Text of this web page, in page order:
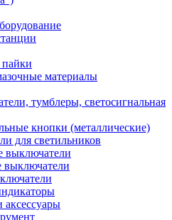
материалы
тумблеры, светосигнальная
кнопки (металлические)
для светильников